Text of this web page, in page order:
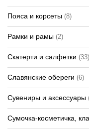
Пояса и корсеты (8)
Рамки и рамы (2)
Скатерти и салфетки (33)
Славянские обереги (6)
Сувениры и аксессуары
Сумочка-косметичка,